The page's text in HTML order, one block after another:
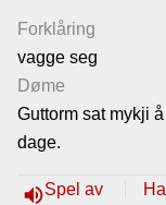
Forklåring
vagge seg
Døme
Guttorm sat mykji
dage.
volume_upSpel av
vallemålet
Gjestebok